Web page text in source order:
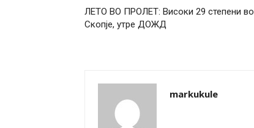
ЛЕТО ВО ПРОЛЕТ: Високи 29 степени во
Скопје, утре ДОЖД
markukule